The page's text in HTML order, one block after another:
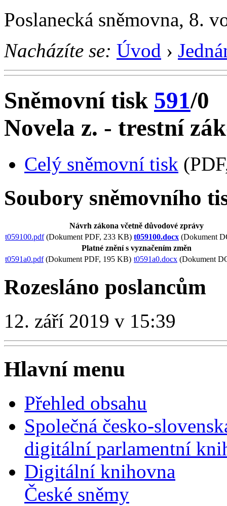
Poslanecká sněmovna, 8.
Nacházíte se: Úvod ›
Sněmovní tisk 591/0
Novela z. - trestní
Celý sněmovní tisk
Soubory sněmovního
Návrh zákona včetně důvodové zprávy
t059100.pdf(Dokument PDF, 233 KB) t059100.docx (Dokument
Platné znění s vyznačením změn
t0591a0.pdf(Dokument PDF, 195 KB) t0591a0.docx (Dokument
Rozesláno poslancům
12. září 2019 v 15:39
Hlavní menu
Přehled obsahu
Společná česko-
digitální parlamentní
Digitální knihovna
České sněmy